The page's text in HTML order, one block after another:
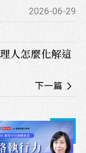
2026-06-29
人怎麼化解這
下一篇